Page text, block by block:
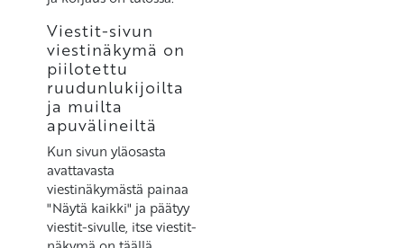
Viestit-sivun
viestinäkymä on
piilotettu
ruudunlukijoilta
ja muilta
apuvälineiltä
Kun sivun yläosasta
avattavasta
viestinäkymästä painaa
"Näytä kaikki" ja päätyy
viestit-sivulle, itse viestit-